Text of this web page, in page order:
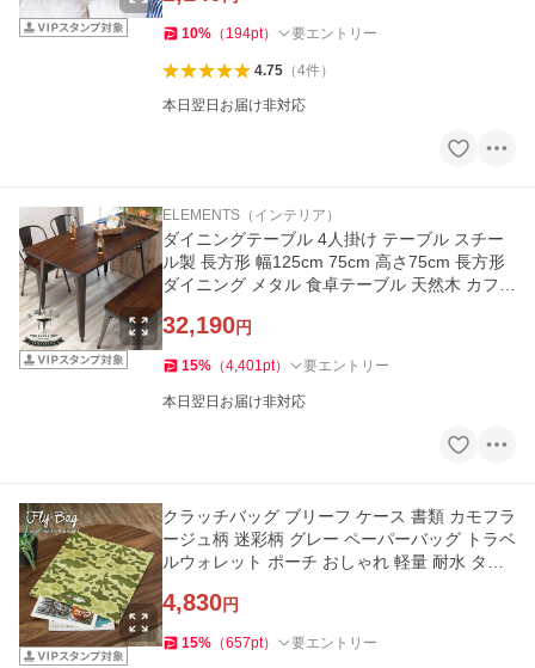
10% （ 194pt） 要エントリー
4.75（4件）
本日翌日お届け非対応
ELEMENTS（インテリア）
ダイニングテーブル 4人掛け テーブル スチー
ル製 長方形 幅125cm 75cm 高さ75cm 長方形
ダイニング メタル 食卓テーブル 天然木 カフェ
32,190円
15% （4,401pt） 要エントリー
本日翌日お届け非対応
クラッチバッグ ブリーフ ケース 書類 カモフラ
ージュ柄 迷彩柄 グレー ペーパーバッグ トラベ
ルウォレット ポーチ おしゃれ 軽量 耐水 タイ
4,830円
15% （657pt） 要エントリー